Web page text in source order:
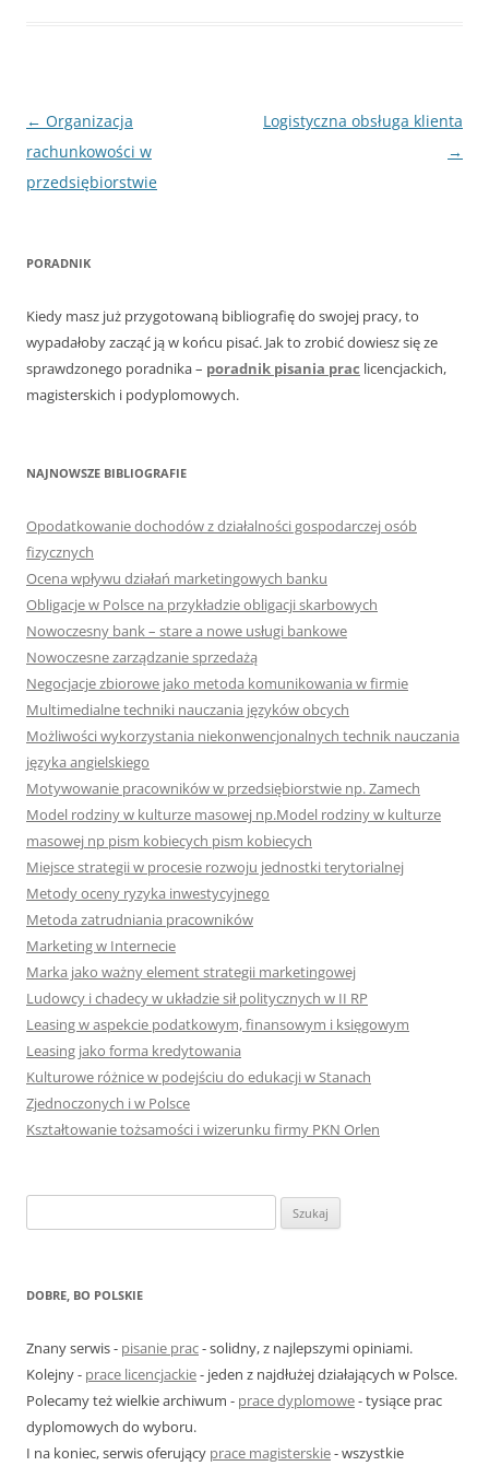
Nawigacja
wpisu
← Organizacja
rachunkowości w
przedsiębiorstwie
Logistyczna obsługa klienta
→
PORADNIK
Kiedy masz już przygotowaną bibliografię do swojej pracy, to
wypadałoby zacząć ją w końcu pisać. Jak to zrobić dowiesz się ze
sprawdzonego poradnika – poradnik pisania prac licencjackich,
magisterskich i podyplomowych.
NAJNOWSZE BIBLIOGRAFIE
Opodatkowanie dochodów z działalności gospodarczej osób
fizycznych
Ocena wpływu działań marketingowych banku
Obligacje w Polsce na przykładzie obligacji skarbowych
Nowoczesny bank – stare a nowe usługi bankowe
Nowoczesne zarządzanie sprzedażą
Negocjacje zbiorowe jako metoda komunikowania w firmie
Multimedialne techniki nauczania języków obcych
Możliwości wykorzystania niekonwencjonalnych technik nauczania
języka angielskiego
Motywowanie pracowników w przedsiębiorstwie np. Zamech
Model rodziny w kulturze masowej np.Model rodziny w kulturze
masowej np pism kobiecych pism kobiecych
Miejsce strategii w procesie rozwoju jednostki terytorialnej
Metody oceny ryzyka inwestycyjnego
Metoda zatrudniania pracowników
Marketing w Internecie
Marka jako ważny element strategii marketingowej
Ludowcy i chadecy w układzie sił politycznych w II RP
Leasing w aspekcie podatkowym, finansowym i księgowym
Leasing jako forma kredytowania
Kulturowe różnice w podejściu do edukacji w Stanach
Zjednoczonych i w Polsce
Kształtowanie tożsamości i wizerunku firmy PKN Orlen
z
DOBRE, BO POLSKIE
Znany serwis - pisanie prac- solidny, z najlepszymi opiniami.
Kolejny - prace licencjackie- jeden z najdłużej działających w Polsce.
Polecamy też wielkie archiwum - prace dyplomowe- tysiące prac
dyplomowych do wyboru.
I na koniec, serwis oferujący prace magisterskie- wszystkie